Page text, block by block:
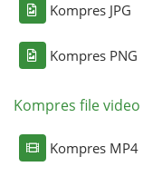
Kompres JPG
Kompres PNG
Kompres file video
Kompres MP4